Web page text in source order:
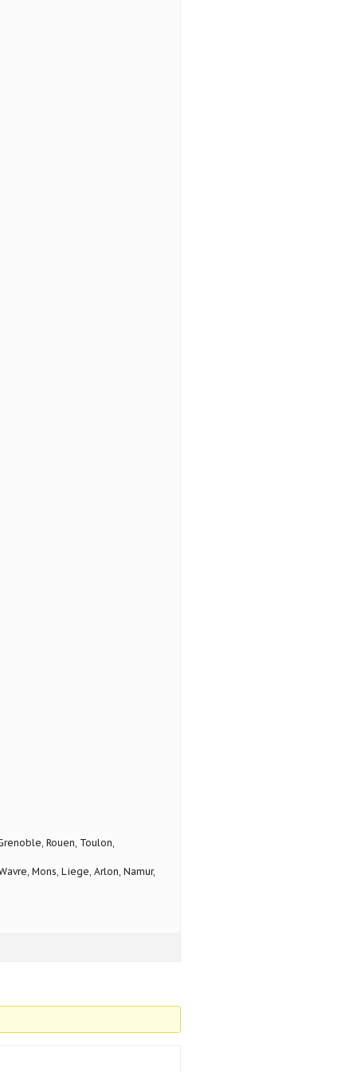
Rouen, Toulon,
Mons, Liege, Arlon, Namur,